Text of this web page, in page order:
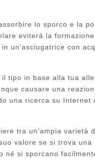
lo sporco e la
eviterà la
un'asciugatrice con
tipo in base alla tua
causare una
una ricerca su Internet
tra un'ampia varietà
valore se si trova
si sporcano